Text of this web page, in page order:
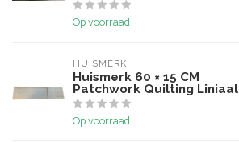
Op voorraad
HUISMERK
Huismerk 60 × 15 CM
Patchwork Quilting Liniaal
Op voorraad